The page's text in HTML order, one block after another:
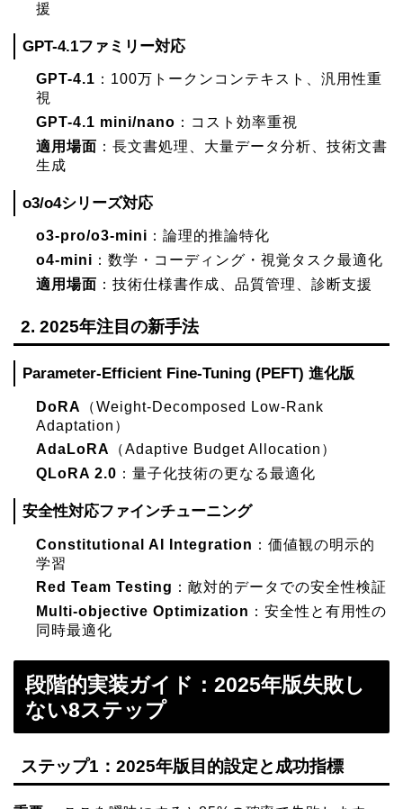
援
GPT-4.1ファミリー対応
GPT-4.1 ：100万トークンコンテキスト、汎用性重
視
GPT-4.1 mini/nano ：コスト効率重視
適用場面 ：長文書処理、大量データ分析、技術文書
生成
o3/o4シリーズ対応
o3-pro/o3-mini ：論理的推論特化
o4-mini ：数学・コーディング・視覚タスク最適化
適用場面 ：技術仕様書作成、品質管理、診断支援
2. 2025年注目の新手法
Parameter-Efficient Fine-Tuning (PEFT) 進化版
DoRA
（Weight-Decomposed Low-Rank
Adaptation）
AdaLoRA
（Adaptive Budget Allocation）
QLoRA 2.0 ：量子化技術の更なる最適化
安全性対応ファインチューニング
Constitutional AI Integration ：価値観の明示的
学習
Red Team Testing ：敵対的データでの安全性検証
Multi-objective Optimization ：安全性と有用性の
同時最適化
段階的実装ガイド：2025年版失敗し
ない8ステップ
ステップ1：2025年版目的設定と成功指標